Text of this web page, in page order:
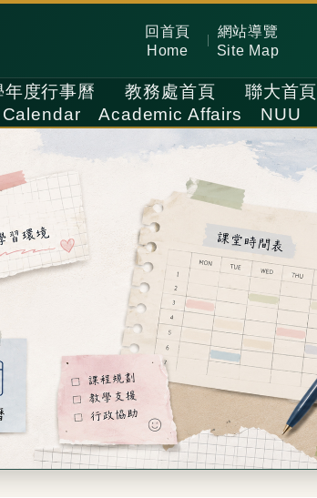
回首頁
Home
網站導覽
Site Map
年度行事曆
Calendar
教務處首頁
Academic Affairs
聯大首頁
NUU